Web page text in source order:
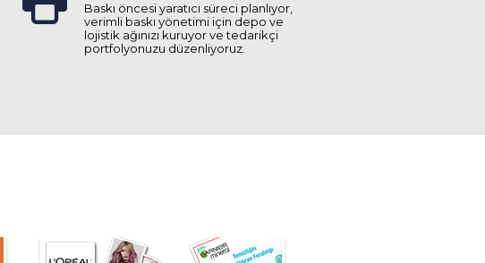
Baskı öncesi yaratıcı süreci planlıyor,
verimli baskı yönetimi için depo ve
lojistik ağınızı kuruyor ve tedarikçi
portfolyonuzu düzenliyoruz.